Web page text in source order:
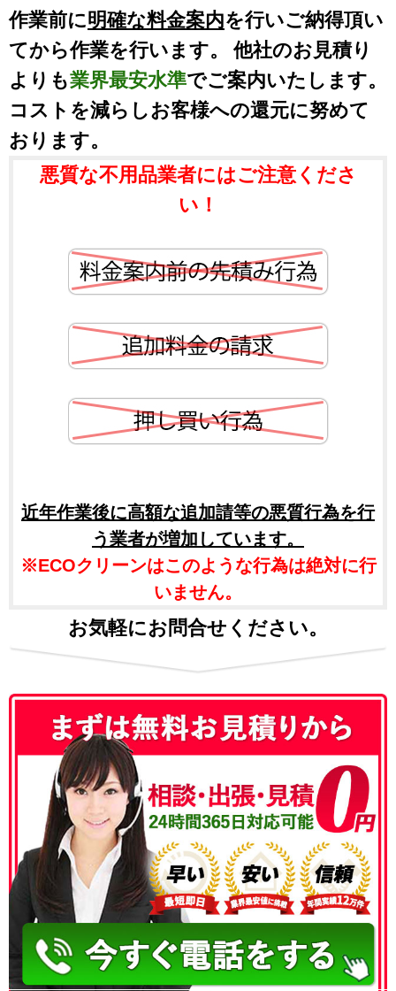
作業前に明確な料金案内を行いご納得頂い
てから作業を行います。 他社のお見積り
よりも業界最安水準でご案内いたします。
コストを減らしお客様への還元に努めて
おります。
悪質な不用品業者にはご注意くださ
い！
近年作業後に高額な追加請等の悪質行為を行
う業者が増加しています。
※ECOクリーンはこのような行為は絶対に行
いません。
お気軽にお問合せください。
050-3186-4780